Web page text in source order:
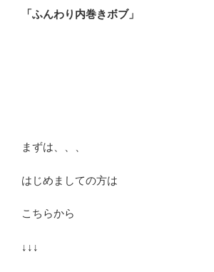
「ふんわり内巻きボブ」
まずは、、、
はじめましての方は
こちらから
↓↓↓